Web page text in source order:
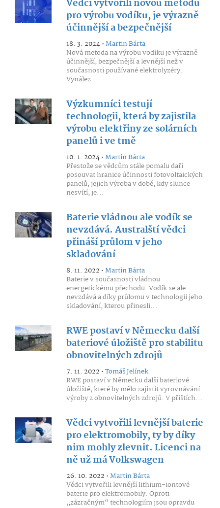
Vědci vytvořili novou metodu
pro výrobu vodíku, je výrazně
účinnější a bezpečnější
18. 3. 2024 •Martin Bárta
Nová metoda na výrobu vodíku je výrazně
účinnější, bezpečnější a levnější než v
současnosti používané elektrolyzéry.
Vynález...
Výzkumníci testují
technologii, která by zajistila
výrobu elektřiny ze solárních
panelů i ve tmě
10. 1. 2024 •Martin Bárta
Přestože se vědcům stále pomalu daří
posouvat hranice účinnosti fotovoltaických
panelů, jejich výroba v době, kdy slunce
nesvítí, je...
Baterie vládnou ale vodík se
nevzdává. Australští vědci
přináší průlom v jeho
skladování
8. 11. 2022 •Martin Bárta
Baterie v současnosti vládnou
energetickému přechodu. Vodík se ale
nevzdává a díky průlomu v technologii jeho
skladování, kterou přinesli...
RWE postaví v Německu další
bateriové úložiště pro stabilitu
obnovitelných zdrojů
7. 11. 2022 •Tomáš Jelínek
RWE postaví v Německu další bateriové
úložiště, které by mělo zajistit vyrovnávání
výroby z obnovitelných zdrojů. V příštích...
Vědci vytvořili levnější baterie
pro elektromobily, ty by díky
nim mohly zlevnit. Licenci na
ně už má Volkswagen
26. 10. 2022 •Martin Bárta
Vědci vytvořili levnější lithium-iontové
baterie pro elektromobily. Oproti
„zázračným“ technologiím jsou opravdu